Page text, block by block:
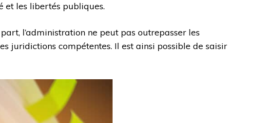
et les libertés publiques.
part, l’administration ne peut pas outrepasser les
juridictions compétentes. Il est ainsi possible de saisir